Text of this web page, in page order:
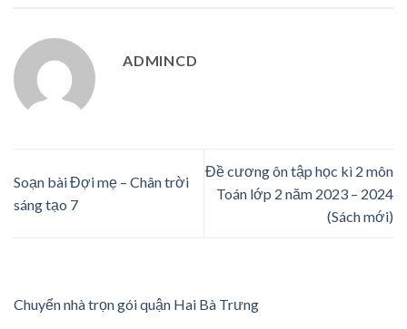
ADMINCD
Soạn bài Đợi mẹ – Chân trời
sáng tạo 7
Đề cương ôn tập học kì 2 môn
Toán lớp 2 năm 2023 – 2024
(Sách mới)
Chuyển nhà trọn gói quận Hai Bà Trưng